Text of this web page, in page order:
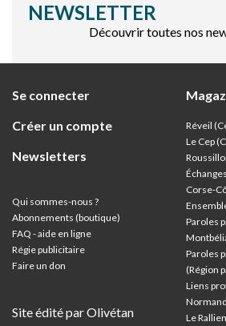
NEWSLETTER
Découvrir toutes nos
Se connecter
Créer un compte
Newsletters
Qui sommes-nous ?
Abonnements (boutique)
FAQ - aide en ligne
Régie publicitaire
Faire un don
Site édité par Olivétan
Réveil
Le Cep
Corse-
Paroles
Paroles
(Région
Liens
Le